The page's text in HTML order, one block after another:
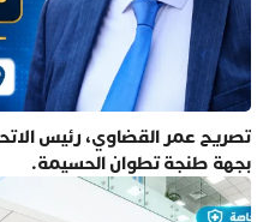
تصريح عمر القضاوي، رئيس
بجهة طنجة تطوان الحسيمة.